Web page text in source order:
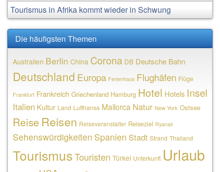
Tourismus in Afrika kommt wieder in Schwung
Die häufigsten Themen
Australien Berlin China Corona DB Deutsche Bahn
Deutschland Europa Ferienhaus Flughäfen Flüge
Frankfurt Frankreich Griechenland Hamburg Hotel Hotels Insel
Italien Kultur Land Lufthansa Mallorca Natur New York Ostsee
Reise Reisen Reiseveranstalter Reiseziel Ryanair
Sehenswürdigkeiten Spanien Stadt Strand Thailand
TourismusTouristen Türkei Unterkunft Urlaub